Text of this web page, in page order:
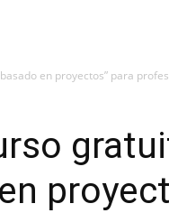
en proyectos” para